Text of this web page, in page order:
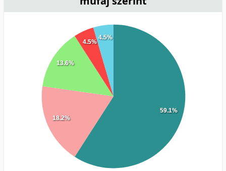
59.1%
18.2%
13.6%
4.5%
4.5%